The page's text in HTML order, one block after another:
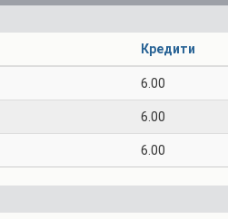
Кредити
6.00
6.00
6.00